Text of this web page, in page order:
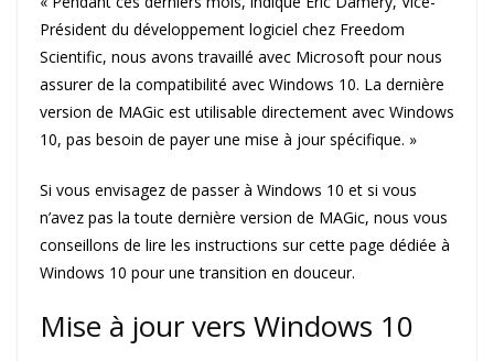
Président du développement logiciel chez Freedom
Scientific, nous avons travaillé avec Microsoft pour nous
assurer de la compatibilité avec Windows 10. La dernière
version de MAGic est utilisable directement avec Windows
10, pas besoin de payer une mise à jour spécifique. »
Si vous envisagez de passer à Windows 10 et si vous
n’avez pas la toute dernière version de MAGic, nous vous
conseillons de lire les instructions sur cette page dédiée à
Windows 10 pour une transition en douceur.
Mise à jour vers Windows 10